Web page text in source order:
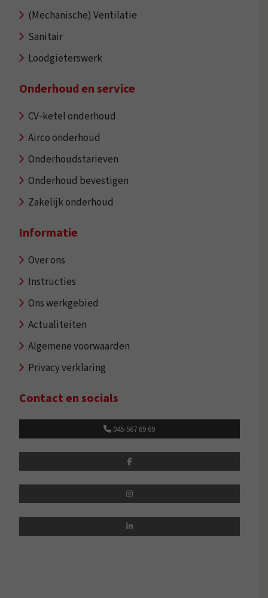
(Mechanische) Ventilatie
Sanitair
Loodgieterswerk
Onderhoud en service
CV-ketel onderhoud
Airco onderhoud
Onderhoudstarieven
Onderhoud bevestigen
Zakelijk onderhoud
Informatie
Over ons
Instructies
Ons werkgebied
Actualiteiten
Algemene voorwaarden
Privacy verklaring
Contact en socials
045-567 69 69